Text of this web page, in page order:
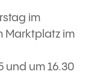
im
Marktplatz im
und um 16.30